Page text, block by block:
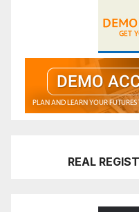
REAL